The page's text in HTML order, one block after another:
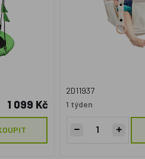
1 099 Kč
2D11937
1 týden